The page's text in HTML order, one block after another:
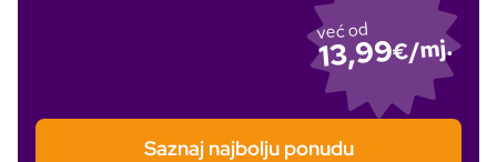
već od
13,99€/mj.
Saznaj najbolju ponudu